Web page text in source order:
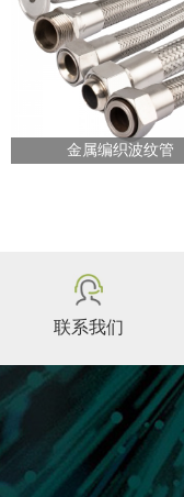
金属编织波纹管
联系我们